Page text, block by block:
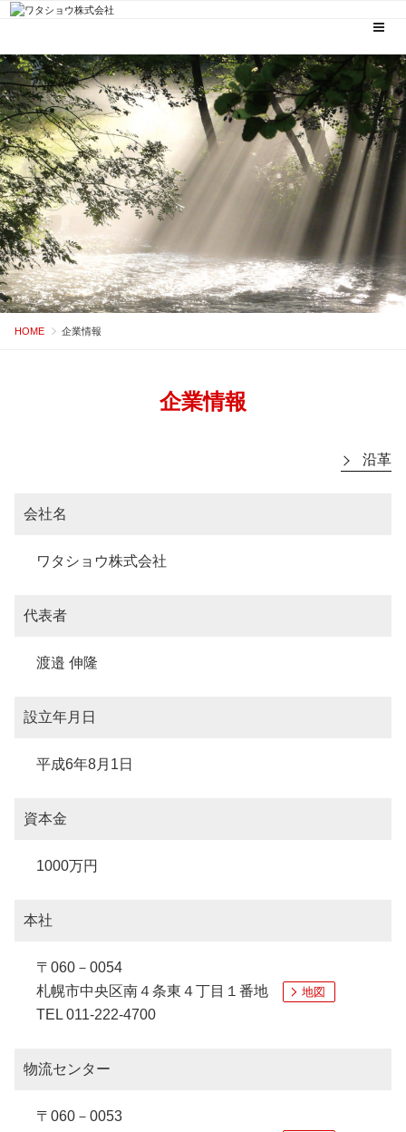
コ
ン
テ
ン
ツ
へ
ス
キ
ッ
プ
HOME 企業情報
企業情報
沿革
会社名
ワタショウ株式会社
代表者
渡邉 伸隆
設立年月日
平成6年8月1日
資本金
1000万円
本社
〒060－0054
札幌市中央区南４条東４丁目１番地
地図
TEL 011-222-4700
物流センター
〒060－0053